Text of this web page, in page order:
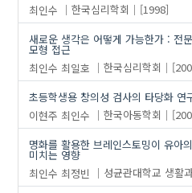
최인수
한국심리학회
[1998]
새로운 생각은 어떻게 가능한가 : 전
모형 접근
최인수 최일호 한국심리학회
초등학생용 창의성 검사의 타당화 연
이현주 최인수 한국아동학회
명화를 활용한 브레인스토밍이 유아
미치는 영향
최인수 최정빈 성균관대학교 생활